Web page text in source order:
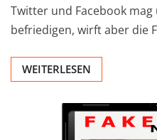
Twitter und Facebook
befriedigen, wirft aber die
WEITERLESEN